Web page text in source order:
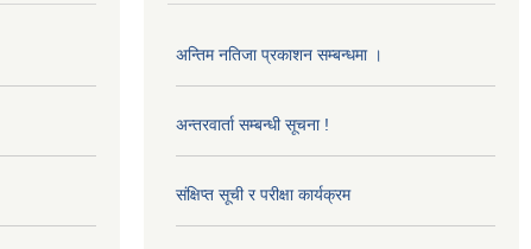
अन्तिम नतिजा प्रकाशन सम्बन्धमा ।
अन्तरवार्ता सम्बन्धी सूचना !
संक्षिप्त सूची र परीक्षा कार्यक्रम